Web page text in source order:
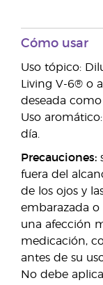
Cómo usar
Uso tópico:
Living V-6® o
deseada como
Uso
día.
Precauciones:
fuera del
de los ojos y
embarazada
una afección
medicación,
antes de su
No debe